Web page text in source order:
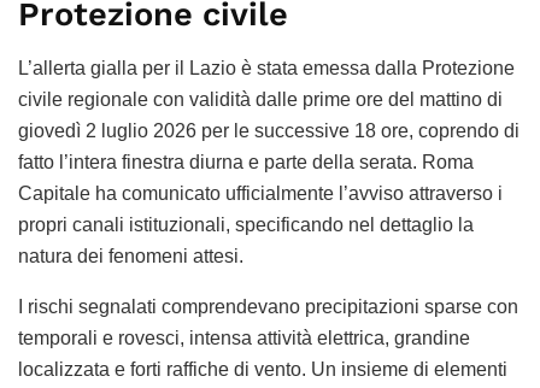
Protezione civile
L’allerta gialla per il Lazio è stata emessa dalla Protezione
civile regionale con validità dalle prime ore del mattino di
giovedì 2 luglio 2026 per le successive 18 ore, coprendo di
fatto l’intera finestra diurna e parte della serata. Roma
Capitale ha comunicato ufficialmente l’avviso attraverso i
propri canali istituzionali, specificando nel dettaglio la
natura dei fenomeni attesi.
I rischi segnalati comprendevano precipitazioni sparse con
temporali e rovesci, intensa attività elettrica, grandine
localizzata e forti raffiche di vento. Un insieme di elementi